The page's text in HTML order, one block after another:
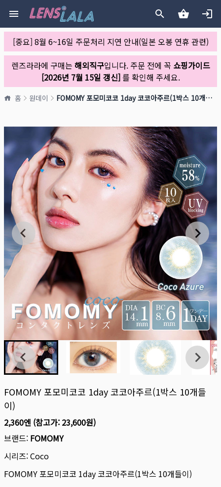
[중요] 8월 6~16일 주문처리 지연 안내(일본 오봉 연휴 관련)
렌즈라라에 구매는 해외직구입니다. 주문 전에 꼭 쇼핑가이드
[2026년 7월 15일 갱신]를 확인해 주세요.
홈 원데이 FOMOMY 포모미코코 1day 코코아주르(1박스 10개들이)
FOMOMY 포모미코코 1day 코코아주르(1박스 10개들
이)
2,360엔 (참고가: 23,600원)
브랜드: FOMOMY
시리즈:Coco
FOMOMY 포모미코코 1day 코코아주르(1박스 10개들이)